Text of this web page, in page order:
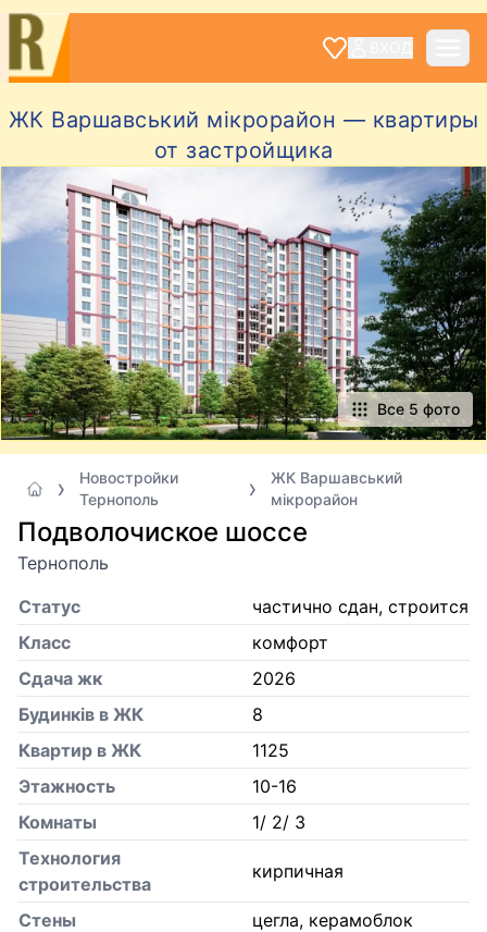
ЖК Варшавський мікрорайон — квартиры
от застройщика
Все 5 фото
Новостройки
Тернополь
ЖК Варшавський
мікрорайон
Подволочиское шоссе
Тернополь
Статус
частично сдан, строится
Класс
комфорт
Сдача жк
2026
Будинків в ЖК
8
Квартир в ЖК
1125
Этажность
10-16
Комнаты
1/ 2/ 3
Технология
строительства
кирпичная
Стены цегла, керамоблок